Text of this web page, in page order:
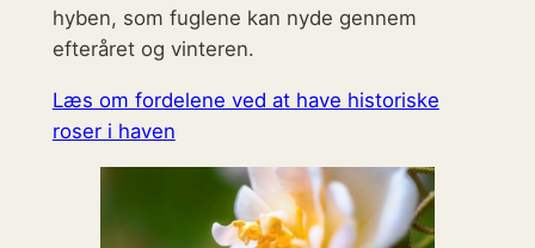
hyben, som fuglene kan nyde gennem
efteråret og vinteren.
Læs om fordelene ved at have historiske
roser i haven